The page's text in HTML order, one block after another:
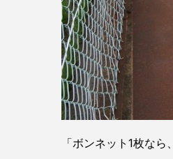
「ボンネット1枚な